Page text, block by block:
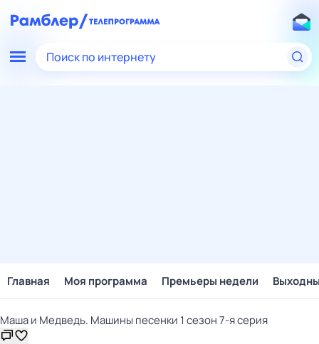
Поиск по интернету
Главная Моя программа Премьеры недели
Маша и Медведь. Машины песенки 1 сезон 7-я серия